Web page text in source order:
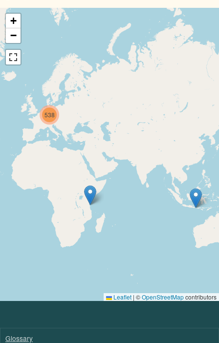
538
+
−
Leaflet | ©OpenStreetMapcontributors
Glossary